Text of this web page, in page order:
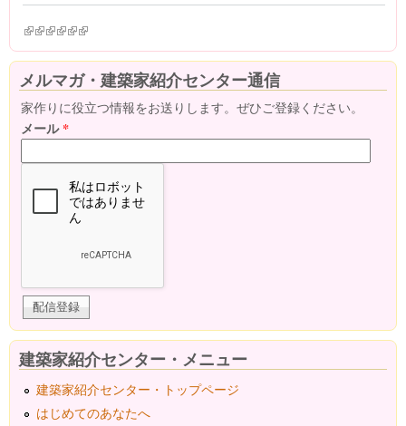
(link is external)
(link is external)
(link is external)
(link is external)
(link is external)
(link is external)
メルマガ・建築家紹介センター通信
家作りに役立つ情報をお送りします。ぜひご登録ください。
メール*
建築家紹介センター・メニュー
建築家紹介センター・トップページ
はじめてのあなたへ